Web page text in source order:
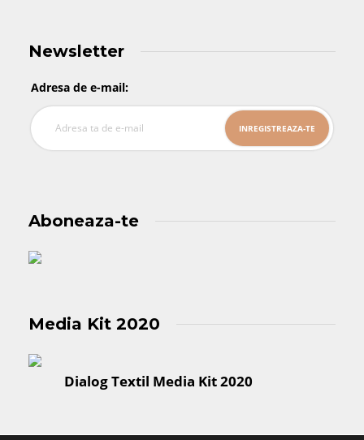
Newsletter
Adresa de e-mail:
Aboneaza-te
Media Kit 2020
Dialog Textil Media Kit 2020